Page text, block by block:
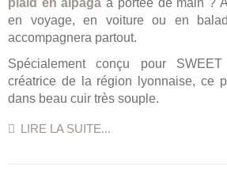
plaid en alpaga à portée de main ?
en voyage, en voiture ou en
accompagnera partout.
Spécialement conçu pour
créatrice de la région lyonnaise, ce
dans beau cuir très souple.
LIRE LA SUITE...